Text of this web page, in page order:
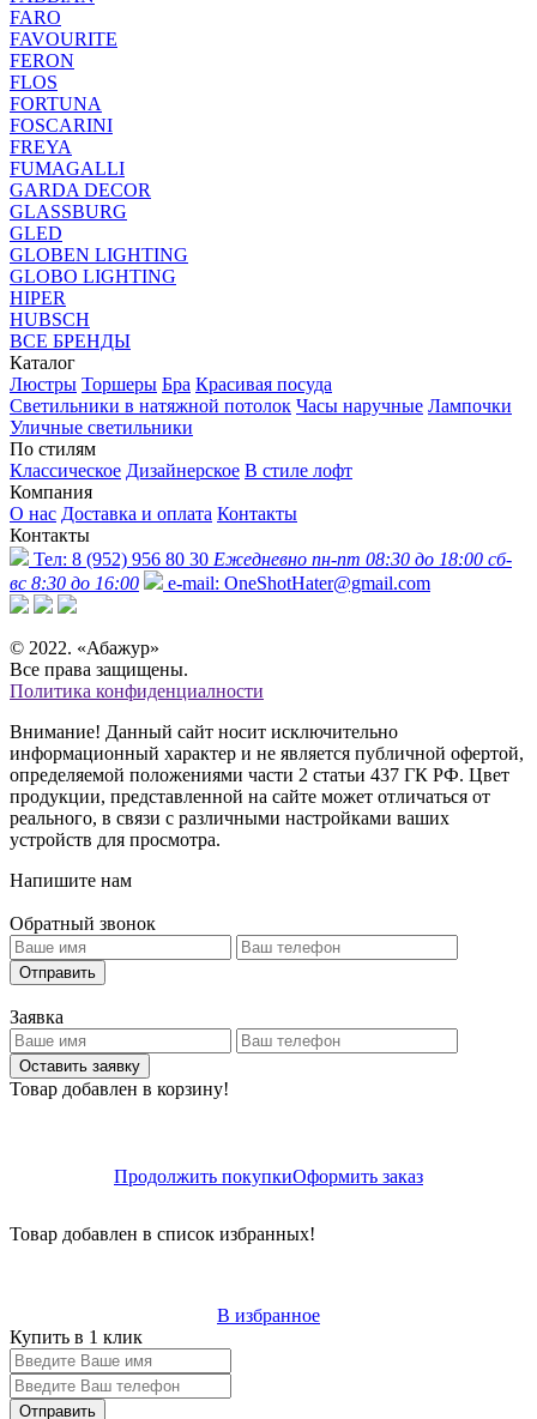
FARO
FAVOURITE
FERON
FLOS
FORTUNA
FOSCARINI
FREYA
FUMAGALLI
GARDA DECOR
GLASSBURG
GLED
GLOBEN LIGHTING
GLOBO LIGHTING
HIPER
HUBSCH
ВСЕ БРЕНДЫ
Каталог
Люстры Торшеры Бра Красивая посуда
Светильники в натяжной потолок Часы наручные Лампочки
Уличные светильники
По стилям
Классическое Дизайнерское В стиле лофт
Компания
О нас Доставка и оплата Контакты
Контакты
Тел: 8 (952) 956 80 30 Ежедневно пн-пт 08:30 до 18:00 сб-
вс 8:30 до 16:00
e-mail: OneShotHater@gmail.com
© 2022. «Абажур»
Все права защищены.
Политика конфиденциалности
Внимание! Данный сайт носит исключительно
информационный характер и не является публичной офертой,
определяемой положениями части 2 статьи 437 ГК РФ. Цвет
продукции, представленной на сайте может отличаться от
реального, в связи с различными настройками ваших
устройств для просмотра.
Напишите нам
Обратный звонок
Отправить
Заявка
Оставить заявку
Товар добавлен в корзину!
Продолжить покупкиОформить заказ
Товар добавлен в список избранных!
В избранное
Купить в 1 клик